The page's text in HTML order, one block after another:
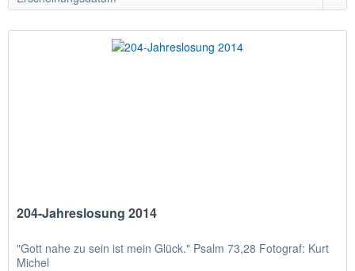
204-Jahreslosung 2014
"Gott nahe zu sein ist mein Glück." Psalm 73,28 Fotograf: Kurt
Michel